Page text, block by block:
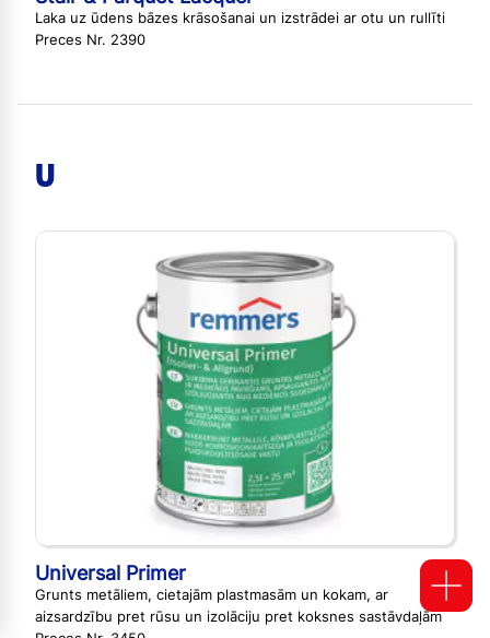
Laka uz ūdens bāzes krāsošanai un izstrādei ar otu un rullīti
Preces Nr. 2390
U
Universal Primer
Grunts metāliem, cietajām plastmasām un kokam, ar
aizsardzību pret rūsu un izolāciju pret koksnes sastāvdaļām